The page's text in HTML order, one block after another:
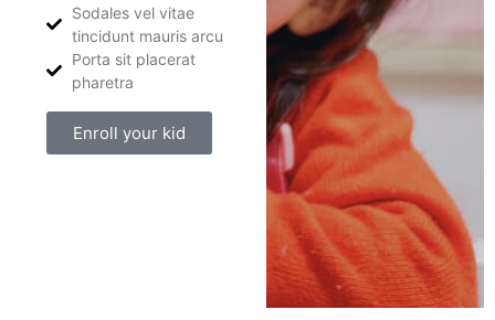
Sodales vel vitae
tincidunt mauris arcu
Porta sit placerat
pharetra
Enroll your kid